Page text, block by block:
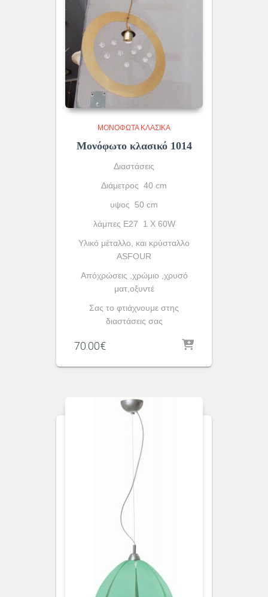
ΜΟΝΌΦΩΤΑ ΚΛΑΣΙΚΆ
Μονόφωτο κλασικό 1014
Διαστάσεις
Διάμετρος 40 cm
υψος 50 cm
λάμπες Ε27 1 X 60W
Yλικό μέταλλο, και κρύσταλλο
ASFOUR
Απόχρώσεις ,χρώμιο ,χρυσό
ματ,οξυντέ
Σας το φτιάχνουμε στης
διαστάσεις σας
70.00€